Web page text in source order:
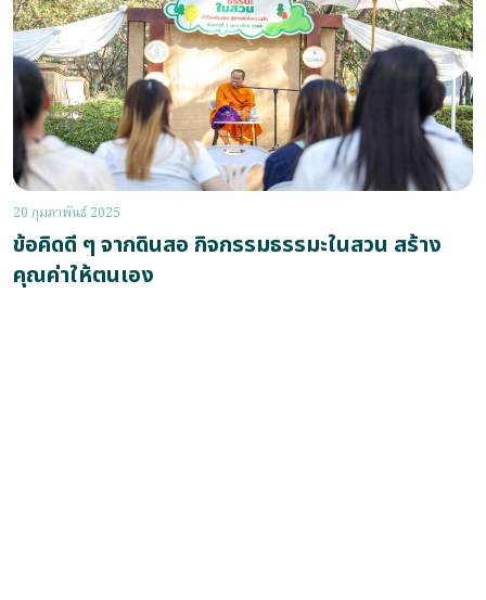
20 กุมภาพันธ์ 2025
ข้อคิดดี ๆ จากดินสอ กิจกรรมธรรมะในสวน สร้าง
คุณค่าให้ตนเอง